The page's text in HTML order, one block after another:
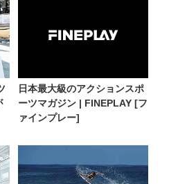
日本最大級のアクションスポ
ーツマガジン | FINEPLAY [フ
ァインプレー]